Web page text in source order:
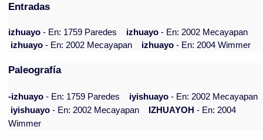
Entradas
izhuayo- En: 1759 Paredes izhuayo- En: 2002 Mecayapan
izhuayo- En: 2002 Mecayapan izhuayo- En: 2004 Wimmer
Paleografía
-izhuayo - En: 1759 Paredes iyishuayo - En: 2002 Mecayapan
iyishuayo - En: 2002 Mecayapan IZHUAYOH - En: 2004
Wimmer